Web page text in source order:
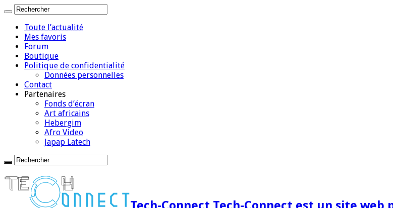
Toute l’actualité
Mes favoris
Forum
Boutique
Politique de confidentialité
Données personnelles
Contact
Partenaires
Fonds d’écran
Art africains
Hebergim
Afro Video
Japap Latech